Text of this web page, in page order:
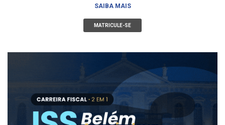
SAIBA MAIS
MATRICULE-SE